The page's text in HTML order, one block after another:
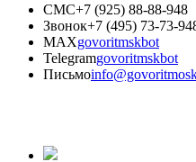
СМС+7 (925) 88-88-948
Звонок+7 (495) 73-73-
MAXgovoritmskbot
Telegramgovoritmskbot
Письмо